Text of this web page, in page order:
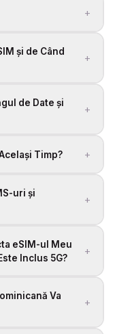
+
și de Când
+
de Date și
+
Timp? +
uri și
+
eSIM-ul Meu
Inclus 5G?
+
Va
+